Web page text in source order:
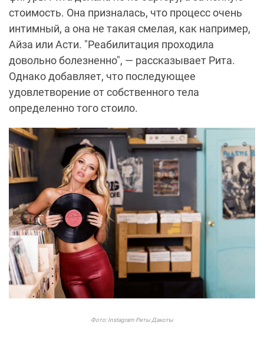
стоимость. Она призналась, что процесс очень
интимный, а она не такая смелая, как например,
Айза или Асти. "Реабилитация проходила
довольно болезненно", — рассказывает Рита.
Однако добавляет, что последующее
удовлетворение от собственного тела
определенно того стоило.
Фото: Instagram Риты Дакоты